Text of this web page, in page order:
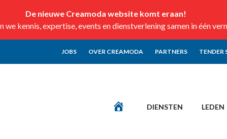
De nieuwe Creamoda website komt eraan!
kennis, expertise, events en dienstverlening samen in één
JOBS OVER CREAMODA PARTNERS TENDER
DIENSTEN LEDEN